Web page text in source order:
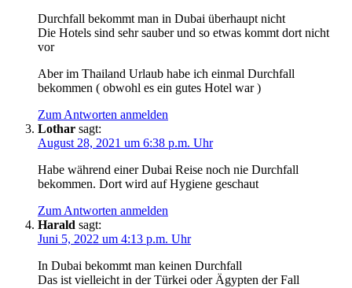
Durchfall bekommt man in Dubai überhaupt nicht
Die Hotels sind sehr sauber und so etwas kommt dort nicht
vor
Aber im Thailand Urlaub habe ich einmal Durchfall
bekommen ( obwohl es ein gutes Hotel war )
Zum Antworten anmelden
Lothar sagt:
August 28, 2021 um 6:38 p.m. Uhr
Habe während einer Dubai Reise noch nie Durchfall
bekommen. Dort wird auf Hygiene geschaut
Zum Antworten anmelden
Harald sagt:
Juni 5, 2022 um 4:13 p.m. Uhr
In Dubai bekommt man keinen Durchfall
Das ist vielleicht in der Türkei oder Ägypten der Fall